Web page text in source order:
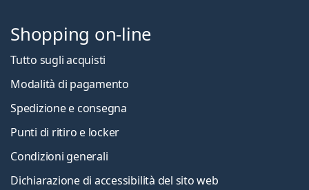
Shopping on-line
Tutto sugli acquisti
Modalità di pagamento
Spedizione e consegna
Punti di ritiro e locker
Condizioni generali
Dichiarazione di accessibilità del sito web